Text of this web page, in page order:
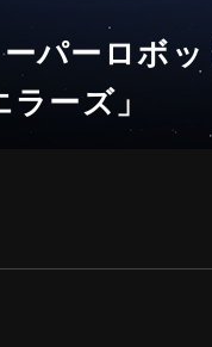
パーロボ
ーズ」